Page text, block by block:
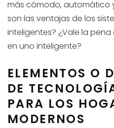
más cómodo, automático
son las ventajas de los
inteligentes? ¿Vale la
en uno inteligente?
ELEMENTOS O
DE
PARA LOS
MODERNOS